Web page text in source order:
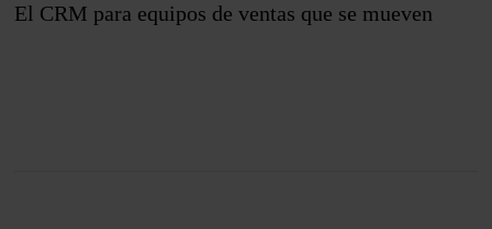
El CRM para equipos de ventas que se mueven